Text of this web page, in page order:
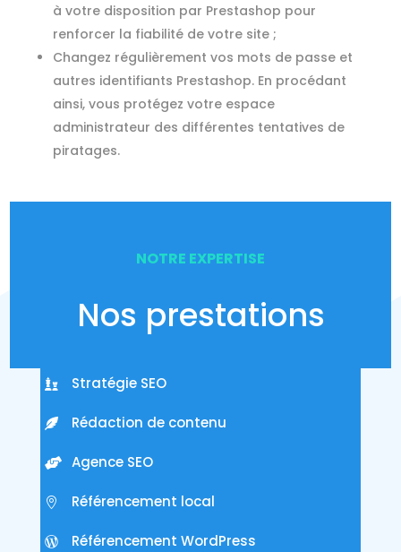
à votre disposition par Prestashop pour
renforcer la fiabilité de votre site ;
Changez régulièrement vos mots de passe et
autres identifiants Prestashop. En procédant
ainsi, vous protégez votre espace
administrateur des différentes tentatives de
piratages.
NOTRE EXPERTISE
Nos prestations
Stratégie SEO
Rédaction de contenu
Agence SEO
Référencement local
Référencement WordPress